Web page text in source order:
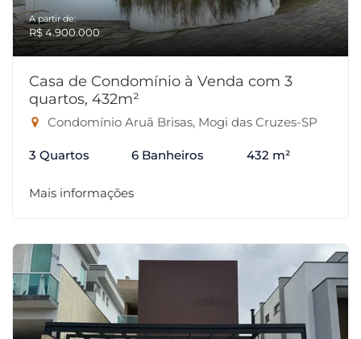
A partir de:
R$ 4.900.000
Casa de Condomínio à Venda com 3
quartos, 432m²
Condomínio Aruã Brisas, Mogi das Cruzes-SP
3 Quartos 6 Banheiros 432 m²
Mais informações